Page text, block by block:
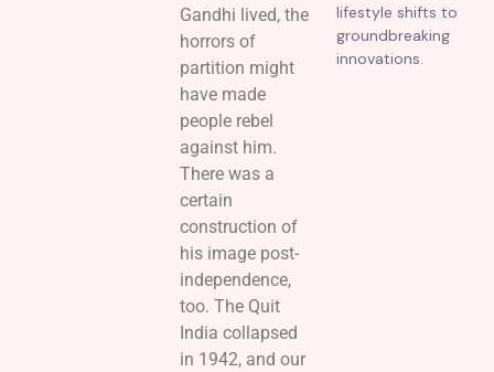
Gandhi lived, the
horrors of
partition might
have made
people rebel
against him.
There was a
certain
construction of
his image post-
independence,
too. The Quit
India collapsed
in 1942, and our
lifestyle shifts to
groundbreaking
innovations.